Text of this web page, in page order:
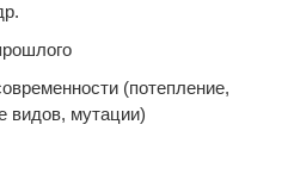
(потепление,
видов, мутации)